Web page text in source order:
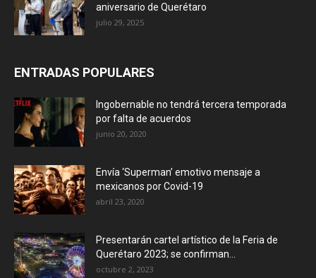
aniversario de Querétaro
julio 29, 2025
ENTRADAS POPULARES
Ingobernable no tendrá tercera temporada
por falta de acuerdos
junio 20, 2020
Envía ‘Superman’ emotivo mensaje a
mexicanos por Covid-19
abril 23, 2020
Presentarán cartel artístico de la Feria de
Querétaro 2023; se confirman...
octubre 2, 2023